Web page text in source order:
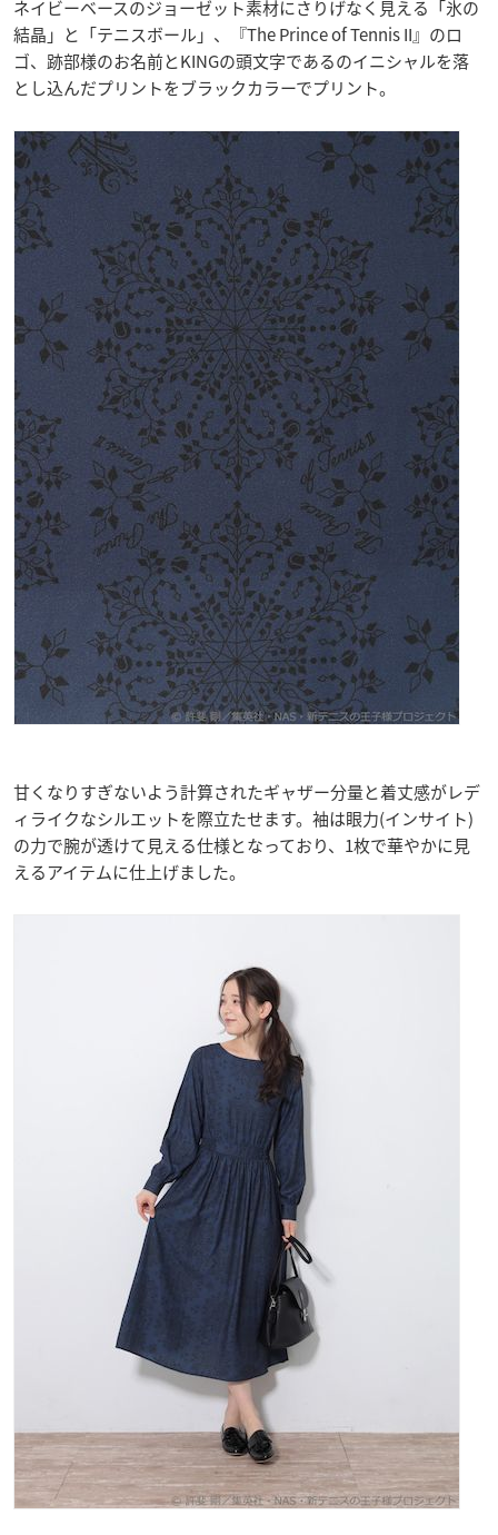
ネイビーベースのジョーゼット素材にさりげなく見える「氷の
結晶」と「テニスボール」、『The Prince of Tennis II』のロ
ゴ、跡部様のお名前とKINGの頭文字であるのイニシャルを落
とし込んだプリントをブラックカラーでプリント。
甘くなりすぎないよう計算されたギャザー分量と着丈感がレデ
ィライクなシルエットを際立たせます。袖は眼力(インサイト)
の力で腕が透けて見える仕様となっており、1枚で華やかに見
えるアイテムに仕上げました。